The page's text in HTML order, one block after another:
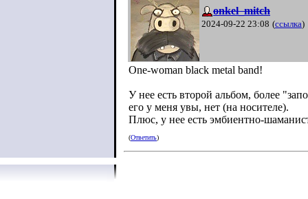
onkel_mitch
2024-09-22 23:08 (ссылка)
One-woman black metal band!
У нее есть второй альбом, более
его у меня увы, нет (на носителе).
Плюс, у нее есть эмбиентно-
(Ответить)